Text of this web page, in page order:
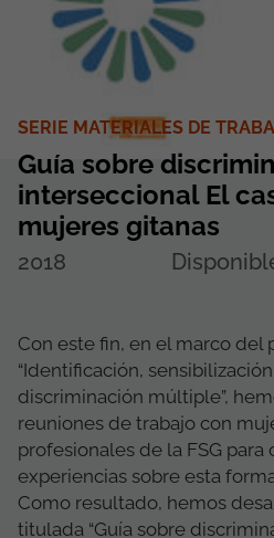
SERIE MATERIALES DE
Guía sobre
interseccional El
mujeres gitanas
2018
Con este fin, en el marco del
“Identificación,
discriminación múltiple”,
reuniones de trabajo con
profesionales de la FSG
experiencias sobre esta
Como resultado, hemos
titulada “Guía sobre